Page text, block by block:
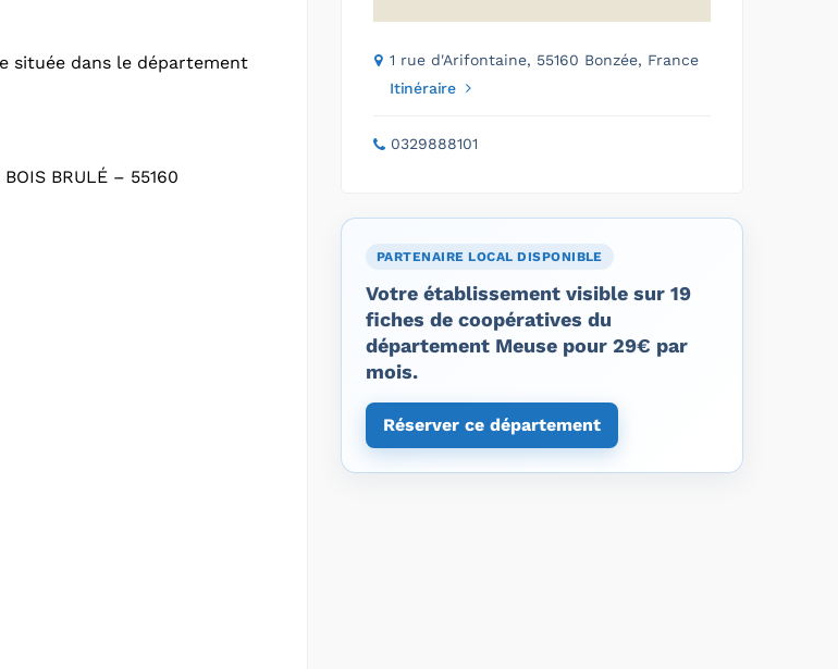
située dans le département
BRULÉ – 55160
1 rue d'Arifontaine, 55160 Bonzée, France
Itinéraire
0329888101
PARTENAIRE LOCAL DISPONIBLE
Votre établissement visible sur 19
fiches de coopératives du
département Meuse pour 29€ par
mois.
Réserver ce département